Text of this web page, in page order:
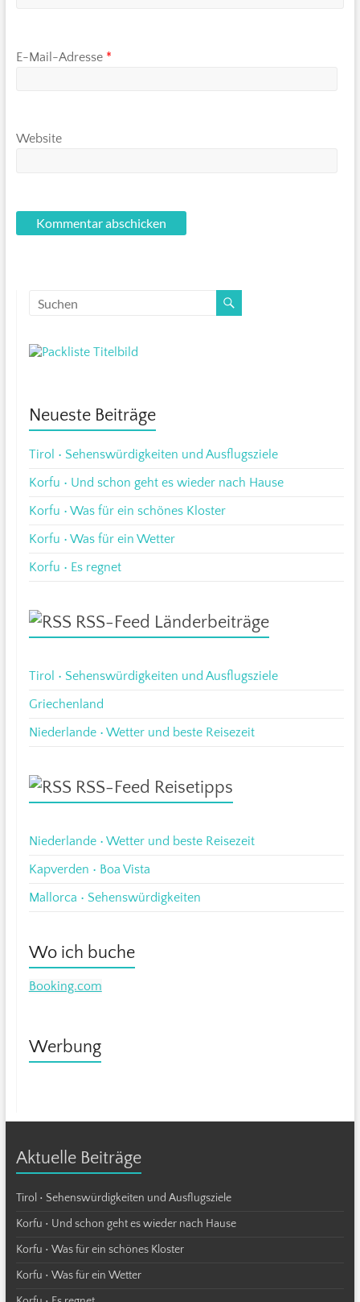
E-Mail-Adresse *
Website
Neueste Beiträge
Tirol • Sehenswürdigkeiten und Ausflugsziele
Korfu • Und schon geht es wieder nach Hause
Korfu • Was für ein schönes Kloster
Korfu • Was für ein Wetter
Korfu • Es regnet
RSS-Feed Länderbeiträge
Tirol • Sehenswürdigkeiten und Ausflugsziele
Griechenland
Niederlande • Wetter und beste Reisezeit
RSS-Feed Reisetipps
Niederlande • Wetter und beste Reisezeit
Kapverden • Boa Vista
Mallorca • Sehenswürdigkeiten
Wo ich buche
Booking.com
Werbung
Aktuelle Beiträge
Tirol • Sehenswürdigkeiten und Ausflugsziele
Korfu • Und schon geht es wieder nach Hause
Korfu • Was für ein schönes Kloster
Korfu • Was für ein Wetter